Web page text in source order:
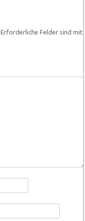
Erforderliche Felder sind mit